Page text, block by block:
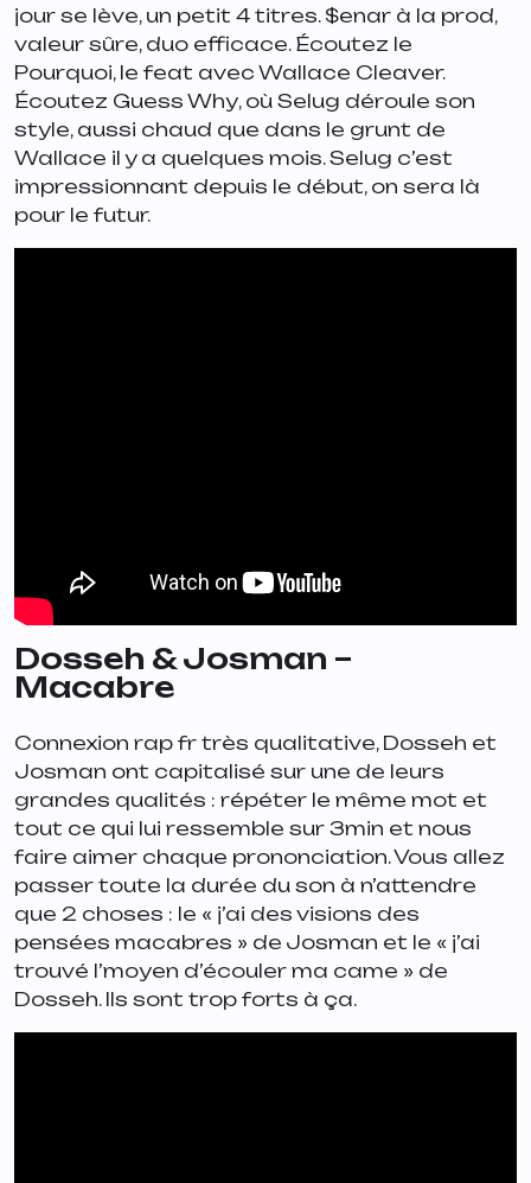
jour se lève, un petit 4 titres. $enar à la prod,
valeur sûre, duo efficace. Écoutez le
Pourquoi, le feat avec Wallace Cleaver.
Écoutez Guess Why, où Selug déroule son
style, aussi chaud que dans le grunt de
Wallace il y a quelques mois. Selug c’est
impressionnant depuis le début, on sera là
pour le futur.
Dosseh & Josman –
Macabre
Connexion rap fr très qualitative, Dosseh et
Josman ont capitalisé sur une de leurs
grandes qualités : répéter le même mot et
tout ce qui lui ressemble sur 3min et nous
faire aimer chaque prononciation. Vous allez
passer toute la durée du son à n’attendre
que 2 choses : le « j’ai des visions des
pensées macabres » de Josman et le « j’ai
trouvé l’moyen d’écouler ma came » de
Dosseh. Ils sont trop forts à ça.